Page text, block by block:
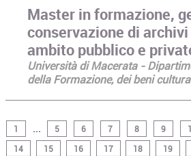
Master in formazione,
conservazione di
ambito pubblico e
Università di Macerata -
della Formazione, dei beni
1 ... 5 6 7 8 9
14
15 16 17 18 19